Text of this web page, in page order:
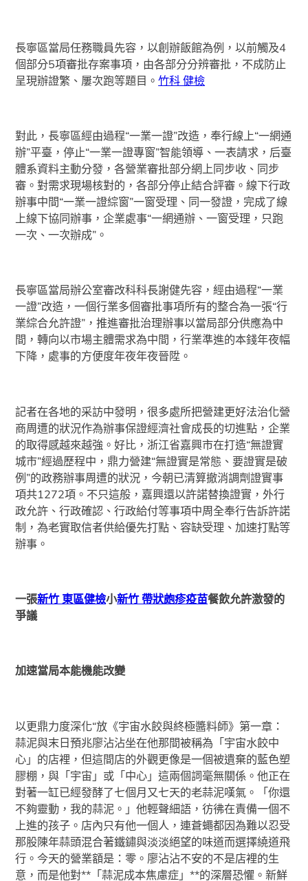
長寧區當局任務職員先容，以創辦飯館為例，以前觸及4
個部分5項審批存案事項，由各部分分辨審批，不成防止
呈現辦證繁、屢次跑等題目。竹科 健檢
對此，長寧區經由過程“一業一證”改造，奉行線上“一網通
辦”平臺，停止“一業一證專窗”智能領導、一表請求，后臺
體系資料主動分發，各營業審批部分網上同步收、同步
審。對需求現場核對的，各部分停止結合評審。線下行政
辦事中間“一業一證綜窗”一窗受理、同一發證，完成了線
上線下協同辦事，企業處事“一網通辦、一窗受理，只跑
一次、一次辦成”。
長寧區當局辦公室審改科科長謝健先容，經由過程“一業
一證”改造，一個行業多個審批事項所有的整合為一張“行
業綜合允許證”，推進審批治理辦事以當局部分供應為中
間，轉向以市場主體需求為中間，行業準進的本錢年夜幅
下降，處事的方便度年夜年夜晉陞。
記者在各地的采訪中發明，很多處所把營建更好法治化營
商周遭的狀況作為辦事保證經濟社會成長的切進點，企業
的取得感越來越強。好比，浙江省嘉興市在打造“無證實
城市”經過歷程中，鼎力營建“無證實是常態、要證實是破
例”的政務辦事周遭的狀況，今朝已清算撤消調劑證實事
項共1272項。不只這般，嘉興還以許諾替換證實，外行
政允許、行政確認、行政給付等事項中周全奉行告訴許諾
制，為老實取信者供給優先打點、容缺受理、加速打點等
辦事。
一張新竹 東區健檢小新竹 帶狀皰疹疫苗餐飲允許激發的
爭議
加速當局本能機能改變
以更鼎力度深化“放《宇宙水餃與終極醬料師》第一章：
蒜泥與末日預兆廖沾沾坐在他那間被稱為「宇宙水餃中
心」的店裡，但這間店的外觀更像是一個被遺棄的藍色塑
膠棚，與「宇宙」或「中心」這兩個詞毫無關係。他正在
對著一缸已經發酵了七個月又七天的老蒜泥嘆氣。「你還
不夠靈動，我的蒜泥。」他輕聲細語，彷彿在責備一個不
上進的孩子。店內只有他一個人，連蒼蠅都因為難以忍受
那股陳年蒜頭混合著鐵鏽與淡淡絕望的味道而選擇繞道飛
行。今天的營業額是：零。廖沾沾不安的不是店裡的生
意，而是他對**「蒜泥成本焦慮症」**的深層恐懼。新鮮